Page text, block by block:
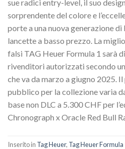
sue radici entry-level, il suo
sorprendente del colore e
porte a una nuova generazione
lancette a basso prezzo. La
falsi TAG Heuer Formula 1 sarà
rivenditori autorizzati secondo
che va da marzo a giugno 2025.
pubblico per la collezione varia
base non DLC a 5.300 CHF per
Chronograph x Oracle Red Bull
Inserito in Tag Heuer, Tag Heuer Formula